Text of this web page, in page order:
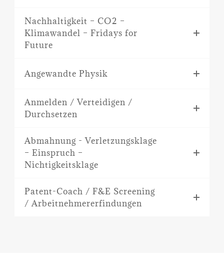
Nachhaltigkeit – CO2 –
Klimawandel – Fridays for
Future
Angewandte Physik
Anmelden / Verteidigen /
Durchsetzen
Abmahnung - Verletzungsklage
– Einspruch –
Nichtigkeitsklage
Patent-Coach / F&E Screening
/ Arbeitnehmererfindungen